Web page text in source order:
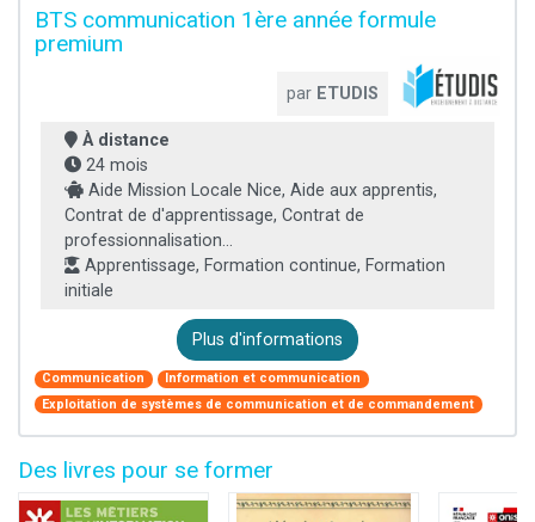
BTS communication 1ère année formule
premium
par ETUDIS
À distance
24 mois
Aide Mission Locale Nice, Aide aux apprentis,
Contrat de d'apprentissage, Contrat de
professionnalisation...
Apprentissage, Formation continue, Formation
initiale
Plus d'informations
Communication
Information et communication
Exploitation de systèmes de communication et de commandement
Des livres pour se former